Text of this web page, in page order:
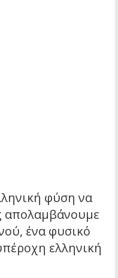
φύση να
απολαμβάνουμε
ένα φυσικό
ελληνική